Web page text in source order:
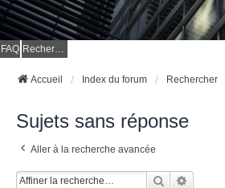
FAQ Rechercher
Accueil Index du forum Rechercher
Sujets sans réponse
Aller à la recherche avancée
Rechercher